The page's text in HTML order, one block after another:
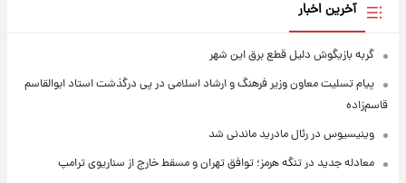
آخرین اخبار
گربه بازیگوش دلیل قطع برق این شهر
پیام تسلیت معاون وزیر فرهنگ و ارشاد اسلامی در پی درگذشت استاد ابوالقاسم
قاسم‌زاده
وینیسیوس در رئال مادرید ماندنی شد
معادله جدید در تنگه هرمز؛ توافق تهران و مسقط خارج از سناریوی ترامپ